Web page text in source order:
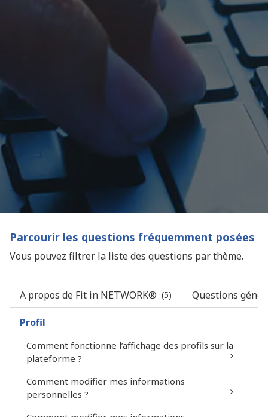
Parcourir les questions fréquemment posées
Vous pouvez filtrer la liste des questions par thème.
A propos de Fit in NETWORK® (5) Questions
Profil
Comment fonctionne l’affichage des profils sur la
plateforme ?
Comment modifier mes informations
personnelles ?